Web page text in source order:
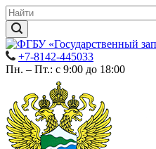
+7-8142-445033
Пн. – Пт.: с 9:00 до 18:00